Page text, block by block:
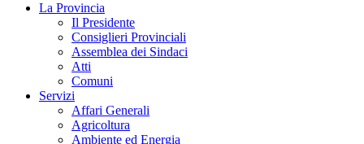
La Provincia
Il Presidente
Consiglieri Provinciali
Assemblea dei Sindaci
Atti
Comuni
Servizi
Affari Generali
Agricoltura
Ambiente ed Energia